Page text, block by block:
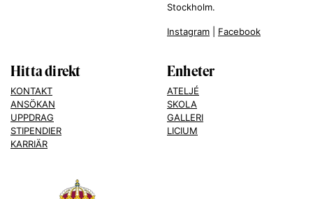
Stockholm.
Instagram Facebook
Hitta direkt
KONTAKT
ANSÖKAN
UPPDRAG
STIPENDIER
KARRIÄR
Enheter
ATELJÉ
SKOLA
GALLERI
LICIUM